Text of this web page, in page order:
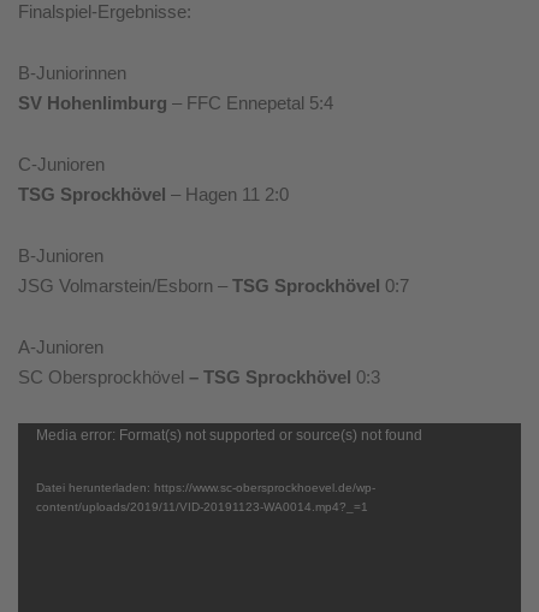
Finalspiel-Ergebnisse:
B-Juniorinnen
SV Hohenlimburg – FFC Ennepetal 5:4
C-Junioren
TSG Sprockhövel – Hagen 11 2:0
B-Junioren
JSG Volmarstein/Esborn – TSG Sprockhövel 0:7
A-Junioren
SC Obersprockhövel – TSG Sprockhövel 0:3
Video-
Media error: Format(s) not supported or source(s) not found
Datei herunterladen: https://www.sc-obersprockhoevel.de/wp-
content/uploads/2019/11/VID-20191123-WA0014.mp4?_=1